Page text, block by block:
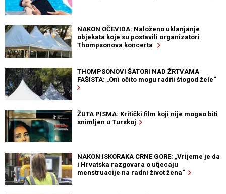
NAKON OČEVIDA: Naloženo uklanjanje
objekata koje su postavili organizatori
Thompsonova koncerta
THOMPSONOVI ŠATORI NAD ŽRTVAMA
FAŠISTA: „Oni očito mogu raditi štogod žele“
ŽUTA PISMA: Kritički film koji nije mogao biti
snimljen u Turskoj
NAKON ISKORAKA CRNE GORE: „Vrijeme je da
i Hrvatska razgovara o utjecaju
menstruacije na radni život žena“